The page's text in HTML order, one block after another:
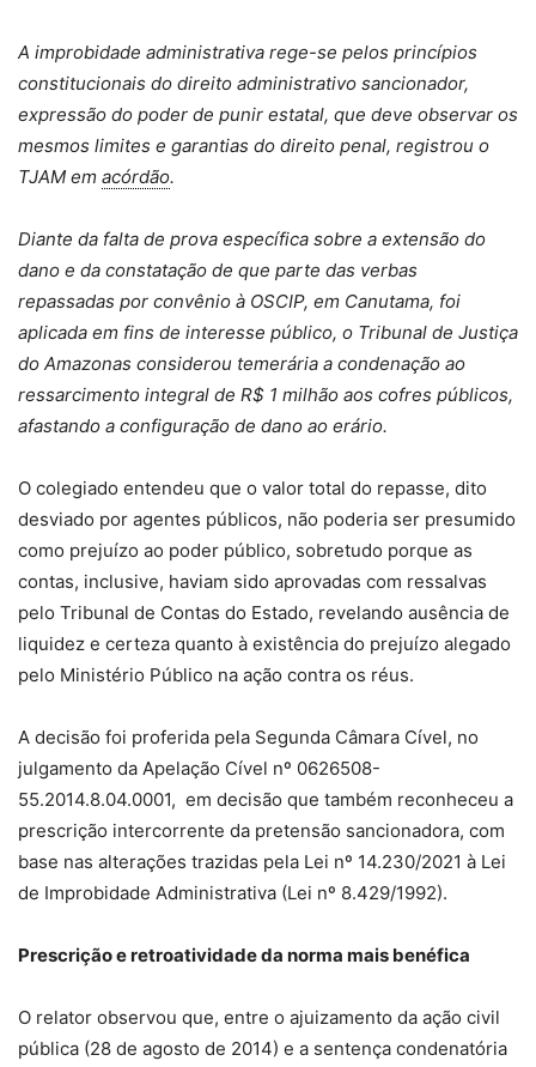
A improbidade administrativa rege-se pelos princípios
constitucionais do direito administrativo sancionador,
expressão do poder de punir estatal, que deve observar os
mesmos limites e garantias do direito penal, registrou o
TJAM em acórdão.
Diante da falta de prova específica sobre a extensão do
dano e da constatação de que parte das verbas
repassadas por convênio à OSCIP, em Canutama, foi
aplicada em fins de interesse público, o Tribunal de Justiça
do Amazonas considerou temerária a condenação ao
ressarcimento integral de R$ 1 milhão aos cofres públicos,
afastando a configuração de dano ao erário.
O colegiado entendeu que o valor total do repasse, dito
desviado por agentes públicos, não poderia ser presumido
como prejuízo ao poder público, sobretudo porque as
contas, inclusive, haviam sido aprovadas com ressalvas
pelo Tribunal de Contas do Estado, revelando ausência de
liquidez e certeza quanto à existência do prejuízo alegado
pelo Ministério Público na ação contra os réus.
A decisão foi proferida pela Segunda Câmara Cível, no
julgamento da Apelação Cível nº 0626508-
55.2014.8.04.0001, em decisão que também reconheceu a
prescrição intercorrente da pretensão sancionadora, com
base nas alterações trazidas pela Lei nº 14.230/2021 à Lei
de Improbidade Administrativa (Lei nº 8.429/1992).
Prescrição e retroatividade da norma mais benéfica
O relator observou que, entre o ajuizamento da ação civil
pública (28 de agosto de 2014) e a sentença condenatória